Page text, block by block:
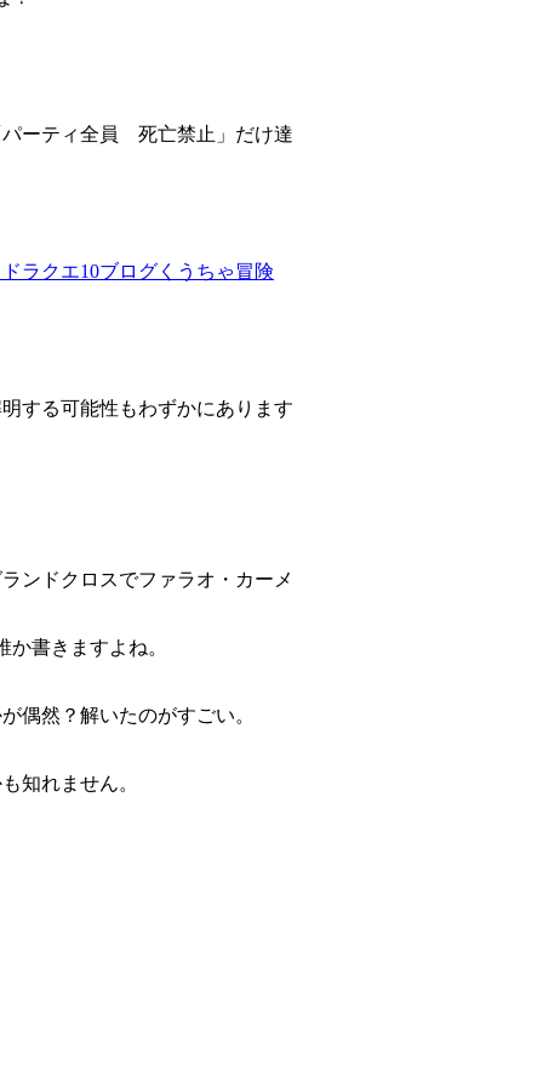
パーティ全員 死亡禁止」だけ達
ラクエ10ブログくうちゃ冒険
する可能性もわずかにあります
ンドクロスでファラオ・カーメ
書きますよね。
偶然？解いたのがすごい。
知れません。